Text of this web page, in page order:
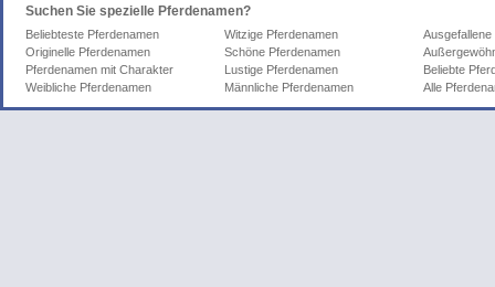
Suchen Sie spezielle Pferdenamen?
Beliebteste Pferdenamen Witzige Pferdenamen
Originelle Pferdenamen
Schöne Pferdenamen
Pferdenamen mit Charakter
Lustige Pferdenamen
Beliebte
Weibliche Pferdenamen
Männliche Pferdenamen Alle